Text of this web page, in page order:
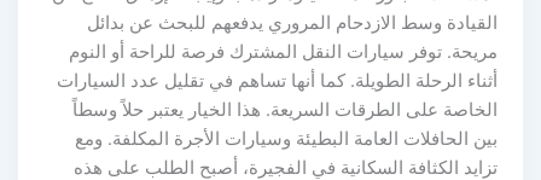
القيادة وسط الازدحام المروري يدفعهم للبحث عن بدائل
مريحة. توفر سيارات النقل المشترك فرصة للراحة أو النوم
أثناء الرحلة الطويلة. كما أنها تساهم في تقليل عدد السيارات
الخاصة على الطرقات السريعة. هذا الخيار يعتبر حلاً وسطاً
بين الحافلات العامة البطيئة وسيارات الأجرة المكلفة. ومع
تزايد الكثافة السكانية في الفجيرة، أصبح الطلب على هذه